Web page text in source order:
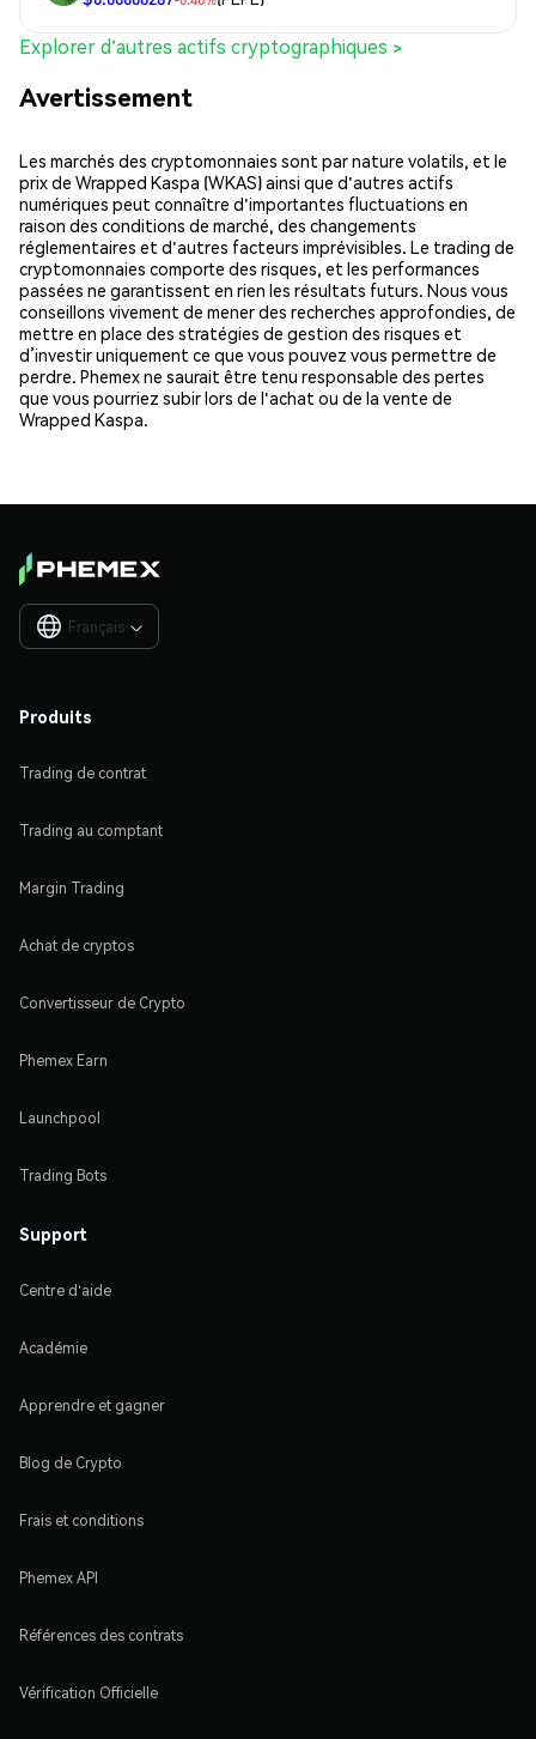
Explorer d'autres actifs cryptographiques >
Avertissement
Les marchés des cryptomonnaies sont par nature volatils, et le
prix de Wrapped Kaspa (WKAS) ainsi que d'autres actifs
numériques peut connaître d'importantes fluctuations en
raison des conditions de marché, des changements
réglementaires et d'autres facteurs imprévisibles. Le trading de
cryptomonnaies comporte des risques, et les performances
passées ne garantissent en rien les résultats futurs. Nous vous
conseillons vivement de mener des recherches approfondies, de
mettre en place des stratégies de gestion des risques et
d’investir uniquement ce que vous pouvez vous permettre de
perdre. Phemex ne saurait être tenu responsable des pertes
que vous pourriez subir lors de l'achat ou de la vente de
Wrapped Kaspa.
Français 
Produits
Trading de contrat
Trading au comptant
Margin Trading
Achat de cryptos
Convertisseur de Crypto
Phemex Earn
Launchpool
Trading Bots
Support
Centre d'aide
Académie
Apprendre et gagner
Blog de Crypto
Frais et conditions
Phemex API
Références des contrats
Vérification Officielle